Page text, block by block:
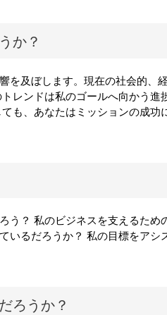
か？
を及ぼします。現在の社会的、
レンドは私のゴールへ向かう進
も、あなたはミッションの成功
う？ 私のビジネスを支えるため
いるだろうか？ 私の目標をアシ
ろうか？